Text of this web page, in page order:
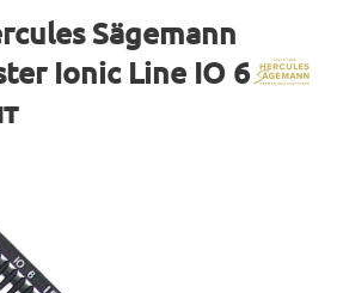
Sägemann
Ionic Line IO 6